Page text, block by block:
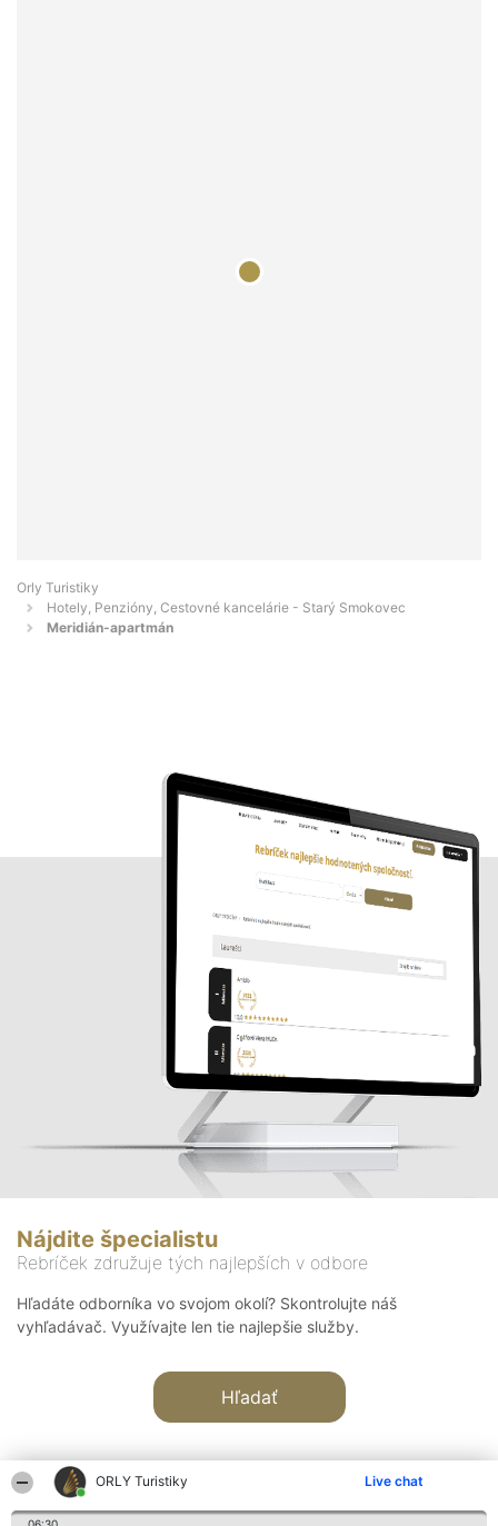
ORLY Turistiky Live chat
Orly Turistiky
Hotely, Penzióny, Cestovné kancelárie - Starý Smokovec
Meridián-apartmán
Nájdite špecialistu
Rebríček združuje tých najlepších v odbore
Hľadáte odborníka vo svojom okolí? Skontrolujte náš
vyhľadávač. Využívajte len tie najlepšie služby.
Hľadať